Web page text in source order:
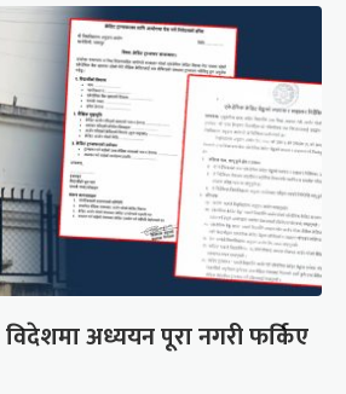
अध्ययन पूरा नगरी फर्किए